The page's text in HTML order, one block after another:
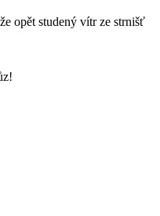
opět studený vítr ze strnišť